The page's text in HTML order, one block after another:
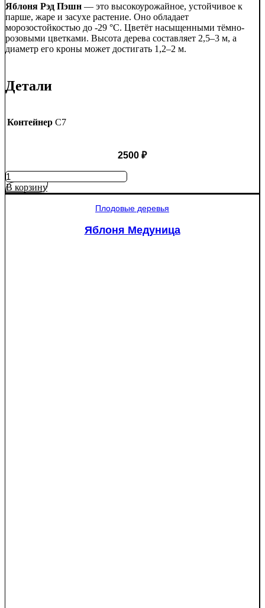
Яблоня Рэд Пэшн — это высокоурожайное, устойчивое к
парше, жаре и засухе растение. Оно обладает
морозостойкостью до -29 °C. Цветёт насыщенными тёмно-
розовыми цветками. Высота дерева составляет 2,5–3 м, а
диаметр его кроны может достигать 1,2–2 м.
Детали
Контейнер C7
2500 ₽
Количество
товара
Яблоня
В корзину
Плодовые деревья
Яблоня Медуница